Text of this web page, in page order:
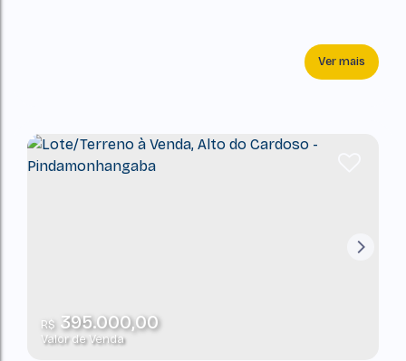
Ver mais
R$395.000,00
Valor de Venda